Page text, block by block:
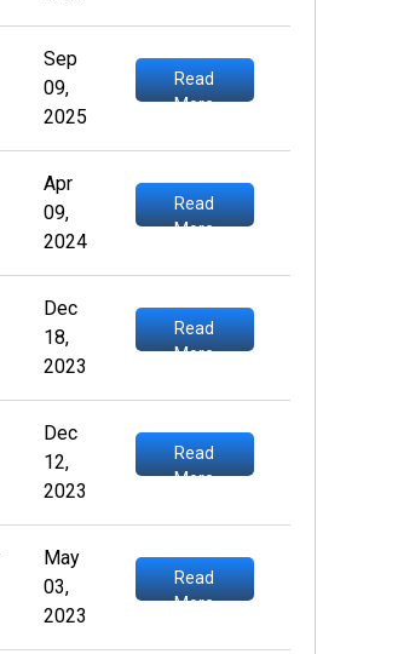
Sep
09,
2025
Read
More
Apr
09,
2024
Read
More
Dec
18,
2023
Read
More
Dec
12,
2023
Read
More
May
03,
2023
Read
More